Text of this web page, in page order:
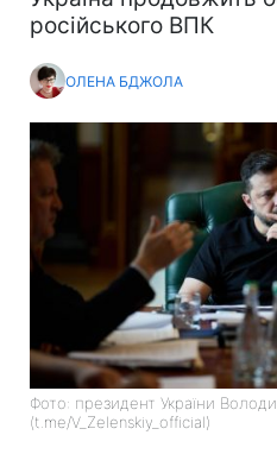
російського ВПК
ОЛЕНА БДЖОЛА
Фото: президент України
(t.me/V_Zelenskiy_official)